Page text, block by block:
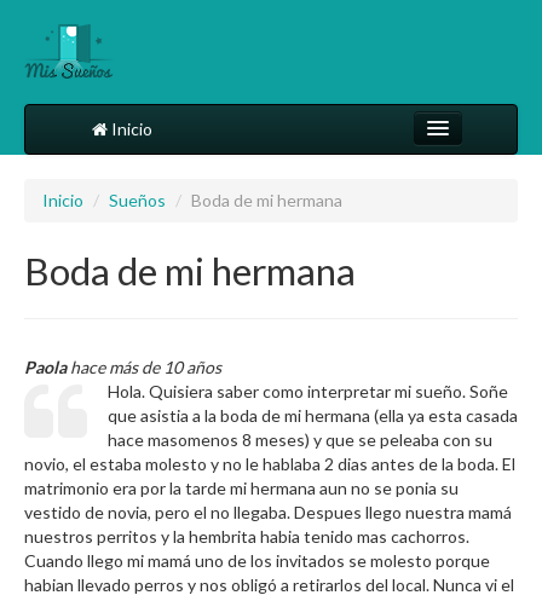
Inicio
Más
Inicio / Sueños / Boda de mi hermana
Boda de mi hermana
Paolahace más de 10 años
Hola. Quisiera saber como interpretar mi sueño. Soñe
que asistia a la boda de mi hermana (ella ya esta casada
hace masomenos 8 meses) y que se peleaba con su
novio, el estaba molesto y no le hablaba 2 dias antes de la boda. El
matrimonio era por la tarde mi hermana aun no se ponia su
vestido de novia, pero el no llegaba. Despues llego nuestra mamá
nuestros perritos y la hembrita habia tenido mas cachorros.
Cuando llego mi mamá uno de los invitados se molesto porque
habian llevado perros y nos obligó a retirarlos del local. Nunca vi el